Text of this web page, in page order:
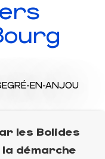
EN-ANJOU
les Bolides
démarche